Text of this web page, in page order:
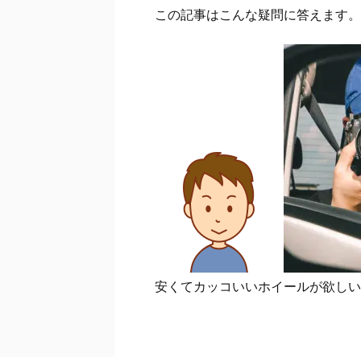
この記事はこんな疑問に答えます。
安くてカッコいいホイールが欲し